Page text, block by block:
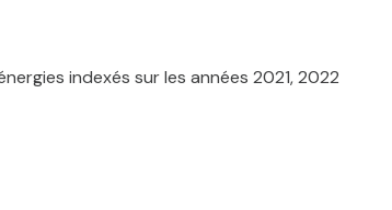
le compte de l'agence immobilière La
indexés sur les années 2021, 2022